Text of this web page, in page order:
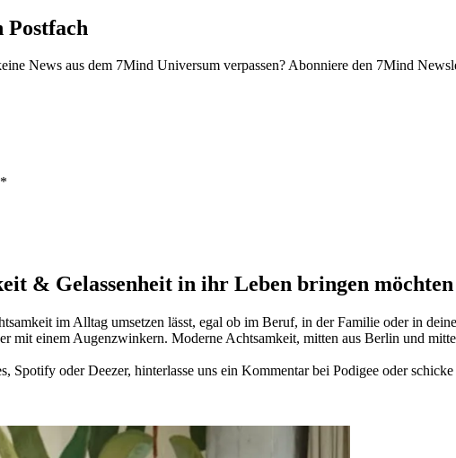
Postfach
News aus dem 7Mind Universum verpassen? Abon­niere den 7Mind
& Gelas­sen­heit in ihr Leben brin­gen möch­ten
im Alltag umset­zen lässt, egal ob im Beruf, in der Fami­lie oder in
mit einem Augen­zwin­kern. Moderne Acht­sam­keit, mitten aus Berlin und
Spo­tify oder Deezer, hin­ter­lasse uns ein Kom­men­tar bei Podigee oder